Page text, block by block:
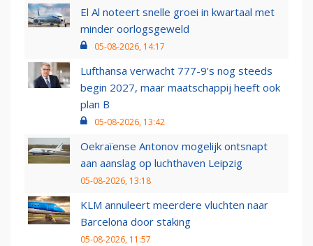
El Al noteert snelle groei in kwartaal met
minder oorlogsgeweld
05-08-2026, 14:17
Lufthansa verwacht 777-9’s nog steeds
begin 2027, maar maatschappij heeft ook
plan B
05-08-2026, 13:42
Oekraïense Antonov mogelijk ontsnapt
aan aanslag op luchthaven Leipzig
05-08-2026, 13:18
KLM annuleert meerdere vluchten naar
Barcelona door staking
05-08-2026, 11:57